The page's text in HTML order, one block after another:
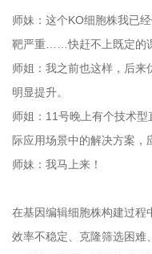
师妹：这个KO细胞株我已
靶严重……快赶不上既定的
师姐：我之前也这样，后来
明显提升。
师姐：11号晚上有个技术
际应用场景中的解决方案，
师妹：我马上来！
在基因编辑细胞株构建过程
效率不稳定、克隆筛选困